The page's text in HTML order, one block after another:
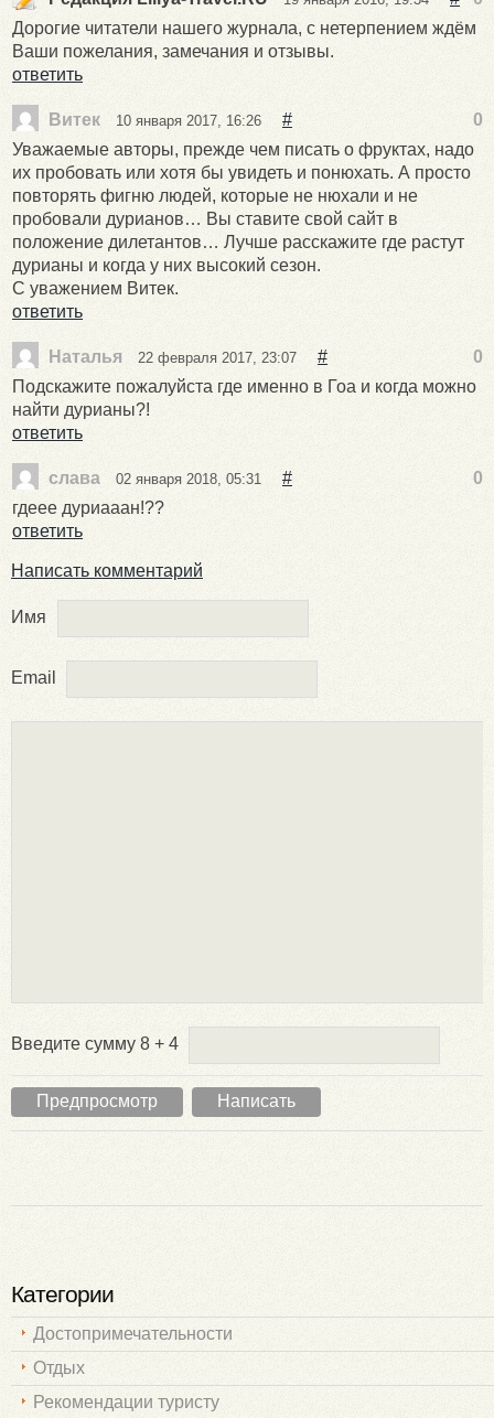
Дорогие читатели нашего журнала, с нетерпением ждём
Ваши пожелания, замечания и отзывы.
ответить
Витек 10 января 2017, 16:26 #
0
Уважаемые авторы, прежде чем писать о фруктах, надо
их пробовать или хотя бы увидеть и понюхать. А просто
повторять фигню людей, которые не нюхали и не
пробовали дурианов… Вы ставите свой сайт в
положение дилетантов… Лучше расскажите где растут
дурианы и когда у них высокий сезон.
С уважением Витек.
ответить
Наталья 22 февраля 2017, 23:07 #
0
Подскажите пожалуйста где именно в Гоа и когда можно
найти дурианы?!
ответить
слава 02 января 2018, 05:31 #
0
гдеее дуриааан!??
ответить
Написать комментарий
Имя
Email
Введите сумму 8 + 4
Категории
Достопримечательности
Отдых
Рекомендации туристу